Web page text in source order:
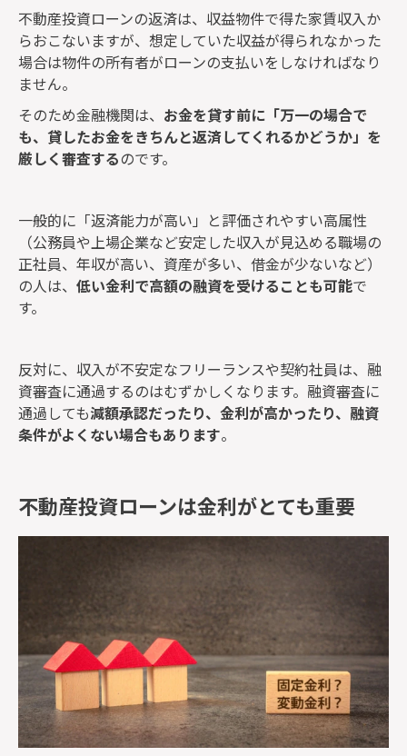
不動産投資ローンの返済は、収益物件で得た家賃収入か
らおこないますが、想定していた収益が得られなかった
場合は物件の所有者がローンの支払いをしなければなり
ません。
そのため金融機関は、 お金を貸す前に「万一の場合で
も、貸したお金をきちんと返済してくれるかどうか」を
厳しく審査するのです。
一般的に「返済能力が高い」と評価されやすい高属性
（公務員や上場企業など安定した収入が見込める職場の
正社員、年収が高い、資産が多い、借金が少ないなど）
の人は、 低い金利で高額の融資を受けることも可能で
す。
反対に、収入が不安定なフリーランスや契約社員は、融
資審査に通過するのはむずかしくなります。融資審査に
通過しても減額承認だったり、金利が高かったり、融資
条件がよくない場合もあります。
不動産投資ローンは金利がとても重要